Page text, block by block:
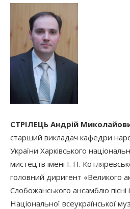
СТРІЛЕЦЬ Андрій
старший викладач кафедри
України Харківського
мистецтв імені І. П.
головний диригент «Великого
Слобожанського ансамблю пісні
Національної всеукраїнської